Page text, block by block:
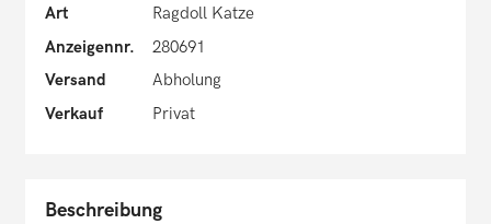
Art
Ragdoll Katze
Anzeigennr.
280691
Versand
Abholung
Verkauf
Privat
Beschreibung